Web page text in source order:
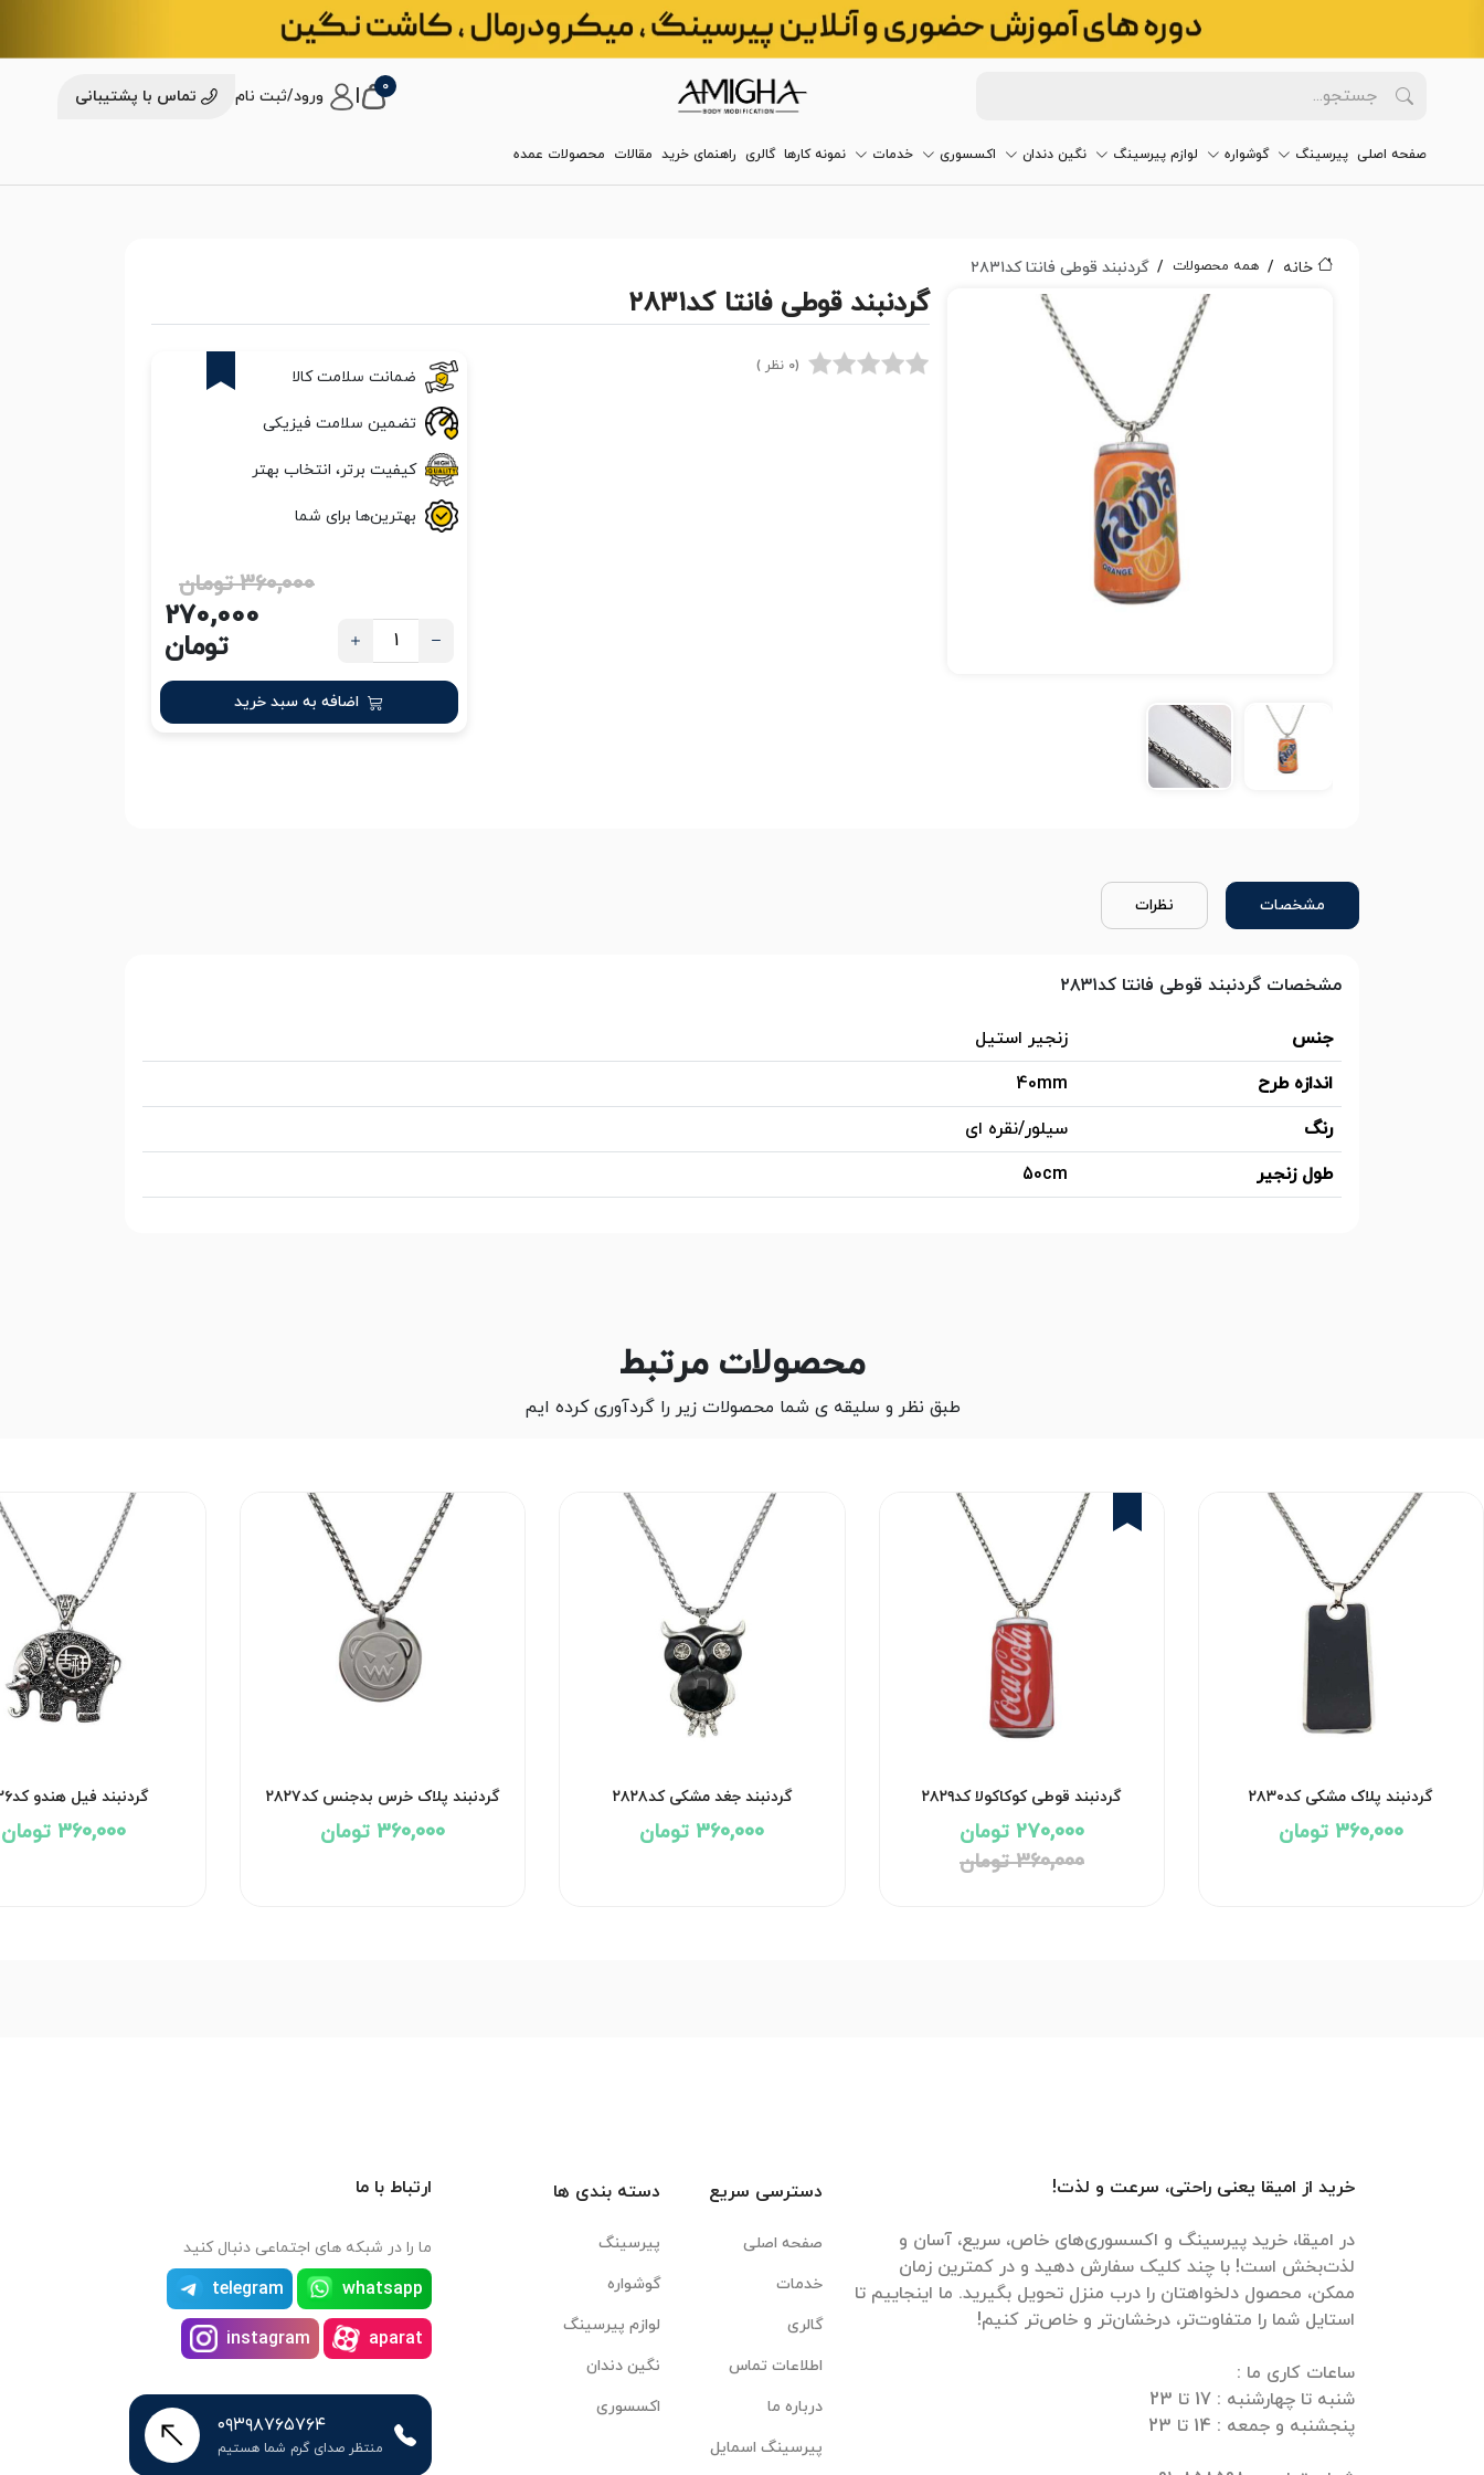
0 ورود/ثبت نام تماس با پشتیبانی
صفحه اصلی پیرسینگ گوشواره لوازم پیرسینگ نگین دندان اکسسوری خدمات نمونه کارها گالری راهنمای خرید مقالات محصولات عمده
خانه همه محصولات گردنبند قوطی فانتا کد۲۸۳۱
گردنبند قوطی فانتا کد۲۸۳۱
(0 نظر )
ضمانت سلامت کالا
تضمین سلامت فیزیکی
کیفیت برتر، انتخاب بهتر
بهترین‌ها برای شما
360,000 تومان
270,000
تومان
اضافه به سبد خرید
مشخصات نظرات
مشخصات گردنبند قوطی فانتا کد۲۸۳۱
جنس
زنجیر استیل
اندازه طرح
40mm
رنگ
سیلور/نقره ای
طول زنجیر
50cm
محصولات مرتبط
طبق نظر و سلیقه ی شما محصولات زیر را گردآوری کرده ایم
گردنبند پلاک مشکی کد۲۸۳۰
360,000 تومان
25%
گردنبند قوطی کوکاکولا کد۲۸۲۹
270,000 تومان
360,000 تومان
گردنبند جغد مشکی کد۲۸۲۸
360,000 تومان
گردنبند پلاک خرس بدجنس کد۲۸۲۷
360,000 تومان
گردنبند فیل هندو کد۲۸۲۶
360,000 تومان
خرید از امیقا یعنی راحتی، سرعت و لذت!
در امیقا، خرید پیرسینگ و اکسسوری‌های خاص، سریع، آسان و
لذت‌بخش است! با چند کلیک سفارش دهید و در کمترین زمان
ممکن، محصول دلخواهتان را درب منزل تحویل بگیرید. ما اینجاییم تا
دسترسی سریع
صفحه اصلی
خدمات
گالری
اطلاعات تماس
درباره ما
پیرسینگ اسمایل
دسته بندی ها
پیرسینگ
گوشواره
لوازم پیرسینگ
نگین دندان
اکسسوری
ارتباط با ما
ما را در شبکه های اجتماعی دنبال کنید
whatsapp
telegram
aparat
instagram
۰۹۳۹۸۷۶۵۷۶۴
منتظر صدای گرم شما هستیم